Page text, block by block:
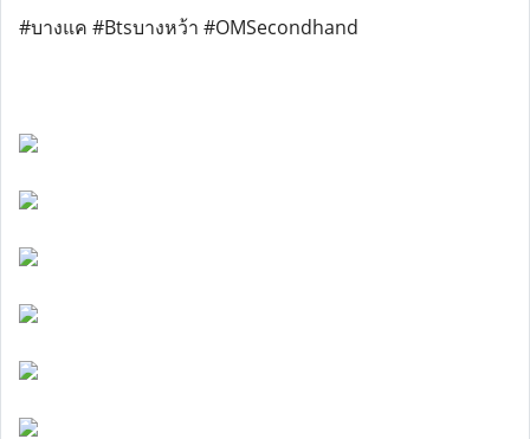
#บางแค #Btsบางหว้า #OMSecondhand